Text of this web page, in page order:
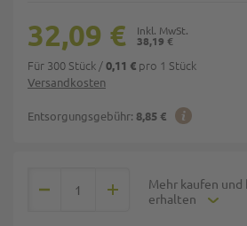
Versandkosten
Entsorgungsgebühr: 8,85 €
38,19 €
32,09 €
Für 300 Stück /0,11 € pro 1 Stück
Mehr kaufen und
erhalten